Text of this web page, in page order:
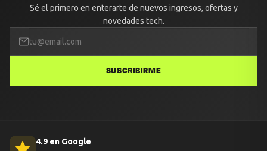
Sé el primero en enterarte de nuevos ingresos, ofertas y
novedades tech.
SUSCRIBIRME
4.9 en Google